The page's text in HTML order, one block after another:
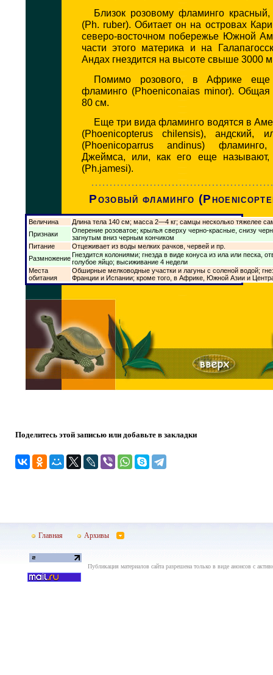
Близок розовому фламинго красный,
(Ph. ruber). Обитает он на островах
северо-восточном побережье Южной
части этого материка и на
Андах гнездится на высоте свыше 3000
Помимо розового, в Африке
фламинго (Phoeniconaias minor). Общая
80 см.
Еще три вида фламинго водятся в
(Phoenicopterus chilensis), андский,
(Phoenicoparrus andinus)
Джеймса, или, как его еще называют,
(Ph.jamesi).
Розовый фламинго
Величина
Длина тела 140 см; масса 2—4 кг; самцы несколько тяжелее
Признаки
Оперение розоватое; крылья сверху черно-красные, снизу
загнутым вниз черным кончиком
Питание
Отцеживает из воды мелких рачков, червей и пр.
РазмножениеГнездится колониями; гнезда в виде конуса из ила или песка,
голубое яйцо; высиживание 4 недели
Места
обитания
Обширные мелководные участки и лагуны с соленой водой;
Франции и Испании; кроме того, в Африке, Южной Азии и
Поделитесь этой записью или добавьте в закладки
Главная Архивы
Публикация материалов сайта разрешена только в виде анонсов с